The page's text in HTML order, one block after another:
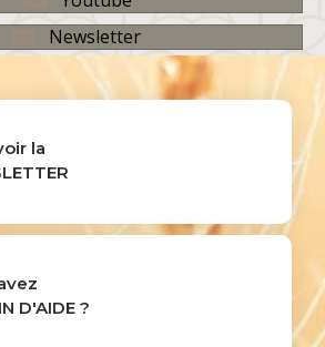
Newsletter
la
D'AIDE ?